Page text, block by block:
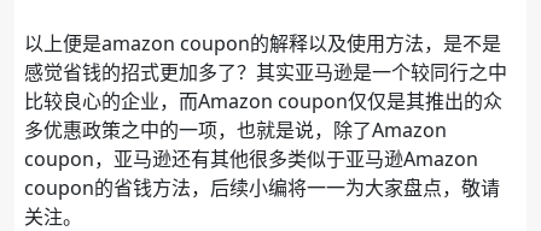
以上便是amazon coupon的解释以及使用方法，是不是
感觉省钱的招式更加多了？其实亚马逊是一个较同行之中
比较良心的企业，而Amazon coupon仅仅是其推出的众
多优惠政策之中的一项，也就是说，除了Amazon
coupon，亚马逊还有其他很多类似于亚马逊Amazon
coupon的省钱方法，后续小编将一一为大家盘点，敬请
关注。